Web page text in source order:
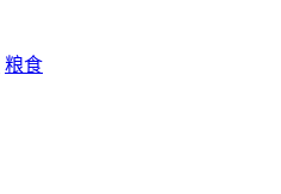
粮食